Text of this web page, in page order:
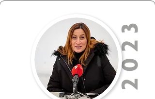
2023